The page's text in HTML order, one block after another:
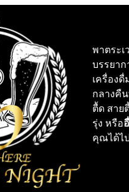
พาตระเ
บรรยา
เครื่อง
กลางคื
ตื้ด สาย
รุ่ง หรือ
คุณได้ไ